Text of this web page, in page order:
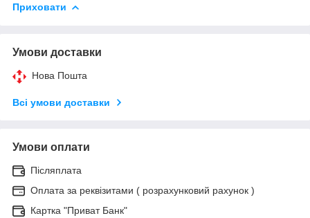
Приховати
Умови доставки
Нова Пошта
Всі умови доставки
Умови оплати
Післяплата
Оплата за реквізитами ( розрахунковий рахунок )
Картка "Приват Банк"